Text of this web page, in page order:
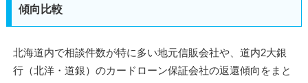
傾向比較
北海道内で相談件数が特に多い地元信販会社や、道内2大銀
行（北洋・道銀）のカードローン保証会社の返還傾向をまと